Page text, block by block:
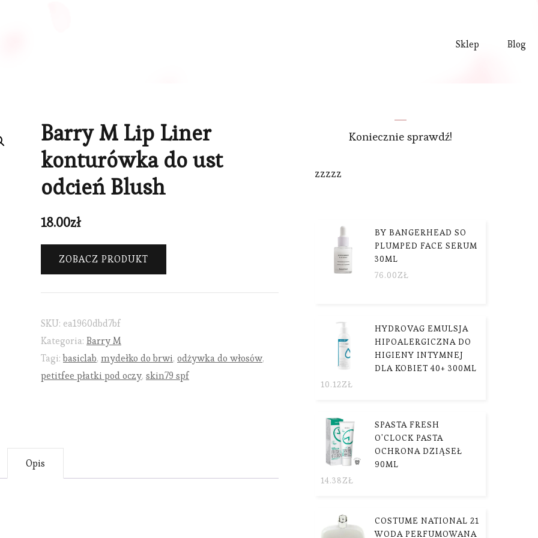
Sklep Blog
Barry M Lip Liner
konturówka do ust
odcień Blush
18.00zł
ZOBACZ PRODUKT
SKU: ea1960dbd7bf
Kategoria: Barry M
Tagi:basiclab, mydełko do brwi, odżywka do włosów,
petitfee płatki pod oczy, skin79 spf
Opis
Koniecznie sprawdź!
zzzzz
BY BANGERHEAD SO
PLUMPED FACE SERUM
30ML
76.00ZŁ
HYDROVAG EMULSJA
HIPOALERGICZNA DO
HIGIENY INTYMNEJ
DLA KOBIET 40+ 300ML
10.12ZŁ
SPASTA FRESH
O'CLOCK PASTA
OCHRONA DZIĄSEŁ
90ML
14.38ZŁ
COSTUME NATIONAL 21
WODA PERFUMOWANA